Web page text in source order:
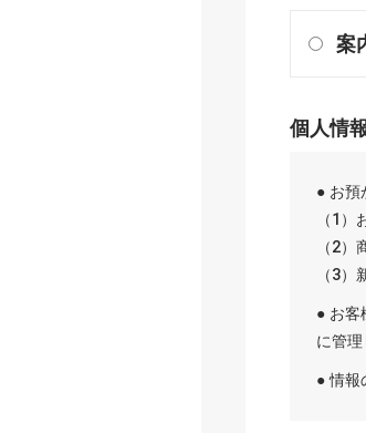
案
個人情
● お預
（1
（2
（3
● お客
に管理
● 情報